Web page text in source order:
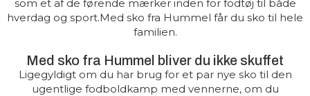
som et af de førende mærker inden for fodtøj til både
hverdag og sport.Med sko fra Hummel får du sko til hele
familien.
Med sko fra Hummel bliver du ikke skuffet
Ligegyldigt om du har brug for et par nye sko til den
ugentlige fodboldkamp med vennerne, om du